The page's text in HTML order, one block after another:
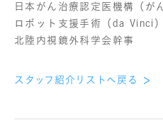
日本がん治療認定医機構（が
ロボット支援手術（da Vinci
北陸内視鏡外科学会幹事
スタッフ紹介リストへ戻る